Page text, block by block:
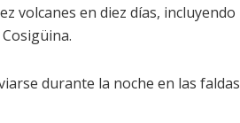
volcanes en diez días, incluyendo
durante la noche en las faldas